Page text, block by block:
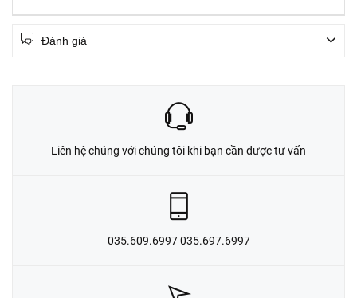
Đánh giá
Liên hệ chúng với chúng tôi khi bạn cần được tư vấn
035.609.6997 035.697.6997